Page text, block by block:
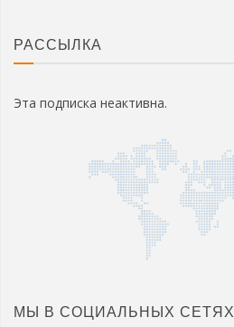
РАССЫЛКА
Эта подписка неактивна.
МЫ В СОЦИАЛЬНЫХ СЕТЯХ